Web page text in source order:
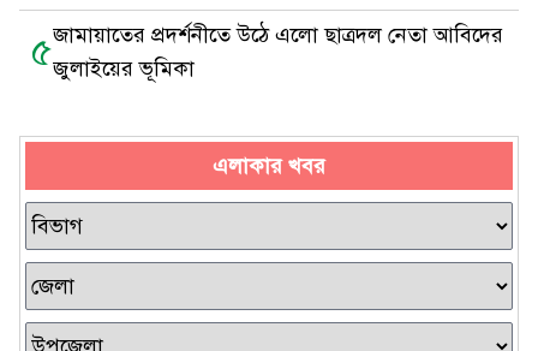
৫জামায়াতের প্রদর্শনীতে উঠে এলো ছাত্রদল নেতা আবিদের
জুলাইয়ের ভূমিকা
এলাকার খবর